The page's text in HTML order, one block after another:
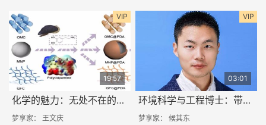
VIP
19:57
化学的魅力：无处不在的材料
梦享家： 王文庆
VIP
03:01
环境科学与工程博士：带你了解PM2.5
梦享家： 候其东